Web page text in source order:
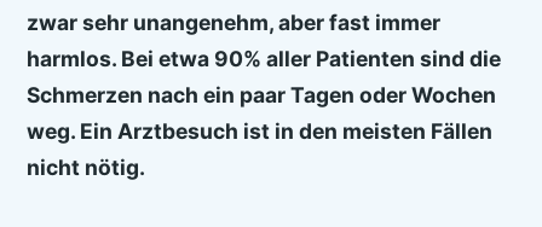
zwar sehr unangenehm, aber fast immer
harmlos. Bei etwa 90% aller Patienten sind die
Schmerzen nach ein paar Tagen oder Wochen
weg. Ein Arztbesuch ist in den meisten Fällen
nicht nötig.